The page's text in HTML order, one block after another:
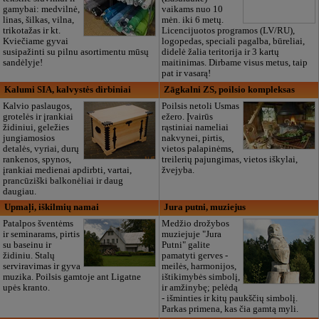
gamybai: medvilnė,
linas, šilkas, vilna,
trikotažas ir kt.
Kviečiame gyvai
susipažinti su pilnu asortimentu mūsų
sandėlyje!
vaikams nuo 10
mėn. iki 6 metų.
Licencijuotos programos (LV/RU),
logopedas, speciali pagalba, būreliai,
didelė žalia teritorija ir 3 kartų
maitinimas. Dirbame visus metus, taip
pat ir vasarą!
Kalumi SIA, kalvystės dirbiniai
Kalvio paslaugos,
grotelės ir įrankiai
židiniui, geležies
jungiamosios
detalės, vyriai, durų
rankenos, spynos,
įrankiai medienai apdirbti, vartai,
prancūziški balkonėliai ir daug
daugiau.
Zāgkalni ZS, poilsio kompleksas
Poilsis netoli Usmas
ežero. Įvairūs
rąstiniai nameliai
nakvynei, pirtis,
vietos palapinėms,
treilerių pajungimas, vietos iškylai,
žvejyba.
Upmaļi, iškilmių namai
Patalpos šventėms
ir seminarams, pirtis
su baseinu ir
židiniu. Stalų
serviravimas ir gyva
muzika. Poilsis gamtoje ant Ligatne
upės kranto.
Jura putni, muziejus
Medžio drožybos
muziejuje "Jura
Putni" galite
pamatyti gerves -
meilės, harmonijos,
ištikimybės simbolį,
ir amžinybę; pelėdą
- išminties ir kitų paukščių simbolį.
Parkas primena, kas čia gamtą myli.